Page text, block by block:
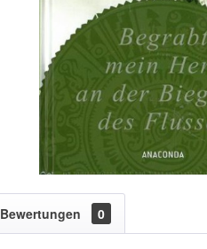
Bewertungen 0